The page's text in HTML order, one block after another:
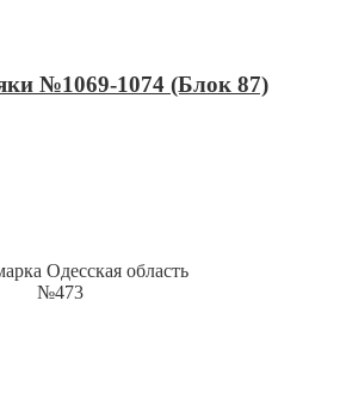
№1069-1074 (Блок 87)